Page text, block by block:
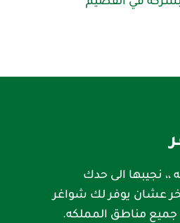
نجيبها الى حدك
عشان يوفر لك شواغر
مناطق المملكه.